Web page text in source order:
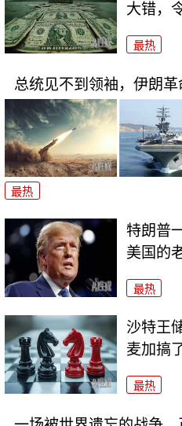
大错，
最热
总统见不到领袖，伊朗革
最热
特朗普
美国的
最热
沙特王
麦加搞
最热